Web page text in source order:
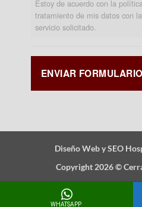
Estoy de acuerdo con la
tratamiento de mis datos con
servicio solicitado.
Diseño Web y SEO
Copyright 2026 ©